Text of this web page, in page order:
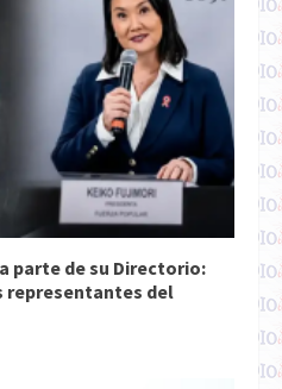
parte de su Directorio:
representantes del